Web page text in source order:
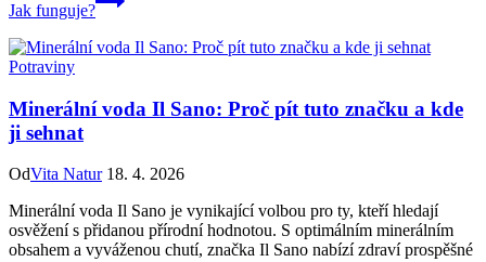
Jak funguje?
Potraviny
Minerální voda Il Sano: Proč pít tuto značku a kde
ji sehnat
OdVita Natur 18. 4. 2026
Minerální voda Il Sano je vynikající volbou pro ty, kteří hledají
osvěžení s přidanou přírodní hodnotou. S optimálním minerálním
obsahem a vyváženou chutí, značka Il Sano nabízí zdraví prospěšné